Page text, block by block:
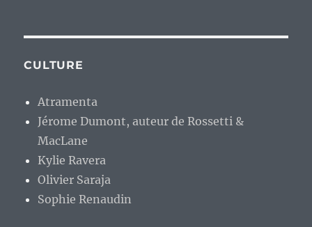
CULTURE
Atramenta
Jérome Dumont, auteur de Rossetti &
MacLane
Kylie Ravera
Olivier Saraja
Sophie Renaudin